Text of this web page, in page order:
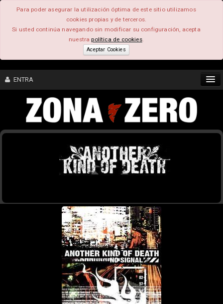
Para poder asegurar la utilización óptima de este sitio utilizamos
cookies propias y de terceros.
Si usted continúa navegando sin modificar su configuración, acepta
nuestrapolítica de cookies.
Aceptar Cookies
ENTRA
CONTENIDO